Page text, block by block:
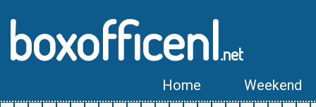
boxofficenl.net
Home Weekend